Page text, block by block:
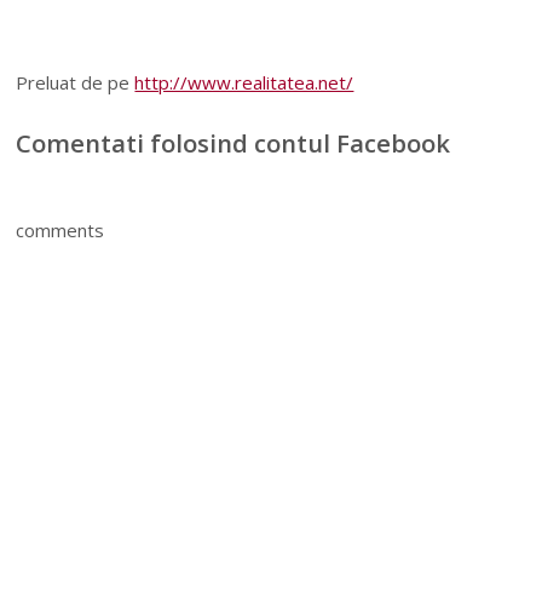
Preluat de pehttp://www.realitatea.net/
Comentati folosind contul Facebook
comments